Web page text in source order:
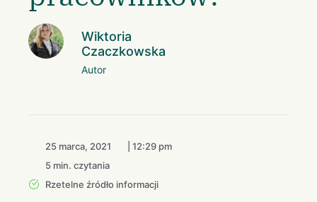
Wiktoria
Czaczkowska
Autor
25 marca, 2021
12:29 pm
5 min. czytania
Rzetelne źródło informacji